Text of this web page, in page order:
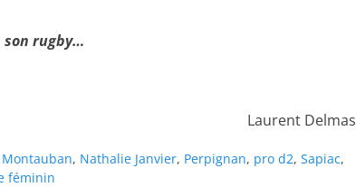
rugby…
Laurent Delmas
Montauban, Nathalie Janvier, Perpignan, pro d2, Sapiac,
féminin